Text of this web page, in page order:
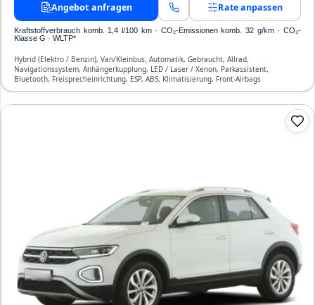
Angebot anfragen Rate anpassen
Kraftstoffverbrauch komb. 1,4 l/100 km · CO₂-Emissionen komb. 32 g/km · CO₂-
Klasse G · WLTP*
Hybrid (Elektro / Benzin), Van/Kleinbus, Automatik, Gebraucht, Allrad,
Navigationssystem, Anhängerkupplung, LED / Laser / Xenon, Parkassistent,
Bluetooth, Freisprecheinrichtung, ESP, ABS, Klimatisierung, Front-Airbags